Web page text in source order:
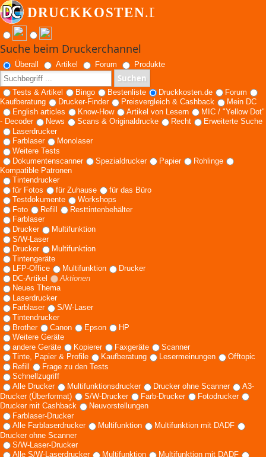
Suche beim Druckerchannel
Überall Artikel Forum Produkte
Suchen
Tests & Artikel Bingo Bestenliste Druckkosten.de
Forum
Kaufberatung
Drucker-Finder Preisvergleich & Cashback
Mein DC
English articles
Know-How Artikel von Lesern
MIC / "Yellow Dot"
- Decoder
News Scans & Originaldrucke Recht
Erweiterte Suche
Laserdrucker
Farblaser
Monolaser
Weitere Tests
Dokumentenscanner
Spezialdrucker Papier
Rohlinge
Kompatible Patronen
Tintendrucker
für Fotos
für Zuhause
für das Büro
Testdokumente
Workshops
Foto
Refill
Resttintenbehälter
Farblaser
Drucker
Multifunktion
S/W-Laser
Drucker
Multifunktion
Tintengeräte
LFP-Office
Multifunktion
Drucker
DC-Artikel
Aktionen
Neues Thema
Laserdrucker
Farblaser
S/W-Laser
Tintendrucker
Brother
Canon Epson
HP
Weitere Geräte
andere Geräte
Kopierer Faxgeräte
Scanner
Tinte, Papier & Profile
Kaufberatung Lesermeinungen
Offtopic
Refill
Frage zu den Tests
Schnellzugriff
Alle Drucker
Multifunktionsdrucker Drucker ohne Scanner
A3-
Drucker (Überformat)
S/W-Drucker Farb-Drucker
Fotodrucker
Drucker mit Cashback
Neuvorstellungen
Farblaser-Drucker
Alle Farblaserdrucker
Multifunktion
Multifunktion mit DADF
Drucker ohne Scanner
S/W-Laser-Drucker
Alle S/W-Laserdrucker
Multifunktion
Multifunktion mit DADF